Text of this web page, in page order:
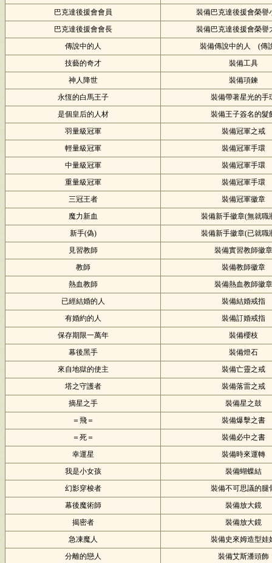
巴克達後援會會員
裝備巴克達後援會榮譽
巴克達後援會會長
裝備巴克達後援會榮譽
傳說中的人
裝備傳說中的人 (傳
技藝的奇才
裝備工具
神人降世
裝備項鍊
永恆的白馬王子
裝備帶著星光的手
是個皇后的人材
裝備王子簽名的髮
羽量級冠軍
裝備冠軍之戒
輕量級冠軍
裝備冠軍手環
中量級冠軍
裝備冠軍手環
重量級冠軍
裝備冠軍手環
三冠王者
裝備冠軍徽章
魔力新血
裝備新手徽章(無就職
新手(偽)
裝備新手徽章(已就職
見習教師
裝備實習教師徽章
教師
裝備教師徽章
熱血教師
裝備熱血教師徽章
已經結婚的人
裝備結婚戒指
有婚約的人
裝備訂婚戒指
保存期限一萬年
裝備櫻枝
幕後黑手
裝備燈石
來自地獄的使主
裝備亡靈之戒
塔之守護者
裝備落雷之戒
摘星之手
裝備星之鼓
＝飛＝
裝備爆擊之書
＝死＝
裝備必中之書
幸運星
裝備時來運轉
我是小女孩
裝備蝴蝶結
幻影穿梭者
裝備不可思議的腿
幕後魔術師
裝備放大鏡
揭密者
裝備放大鏡
急凍魔人
裝備史來姆造型娃
分離的戀人
裝備艾斯潘頭飾